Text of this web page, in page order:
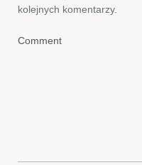
kolejnych komentarzy.